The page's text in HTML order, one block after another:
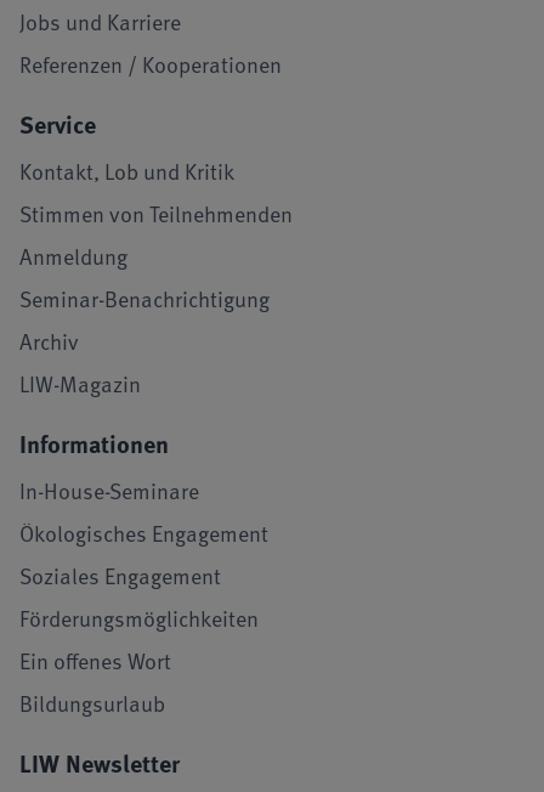
Jobs und Karriere
Referenzen / Kooperationen
Service
Kontakt, Lob und Kritik
Stimmen von Teilnehmenden
Anmeldung
Seminar-Benachrichtigung
Archiv
LIW-Magazin
Informationen
In-House-Seminare
Ökologisches Engagement
Soziales Engagement
Förderungsmöglichkeiten
Ein offenes Wort
Bildungsurlaub
LIW Newsletter